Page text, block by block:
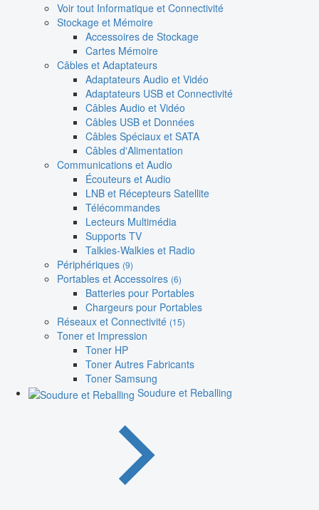
Voir tout Informatique et Connectivité
Stockage et Mémoire
Accessoires de Stockage
Cartes Mémoire
Câbles et Adaptateurs
Adaptateurs Audio et Vidéo
Adaptateurs USB et Connectivité
Câbles Audio et Vidéo
Câbles USB et Données
Câbles Spéciaux et SATA
Câbles d'Alimentation
Communications et Audio
Écouteurs et Audio
LNB et Récepteurs Satellite
Télécommandes
Lecteurs Multimédia
Supports TV
Talkies-Walkies et Radio
Périphériques (9)
Portables et Accessoires (6)
Batteries pour Portables
Chargeurs pour Portables
Réseaux et Connectivité (15)
Toner et Impression
Toner HP
Toner Autres Fabricants
Toner Samsung
Soudure et Reballing